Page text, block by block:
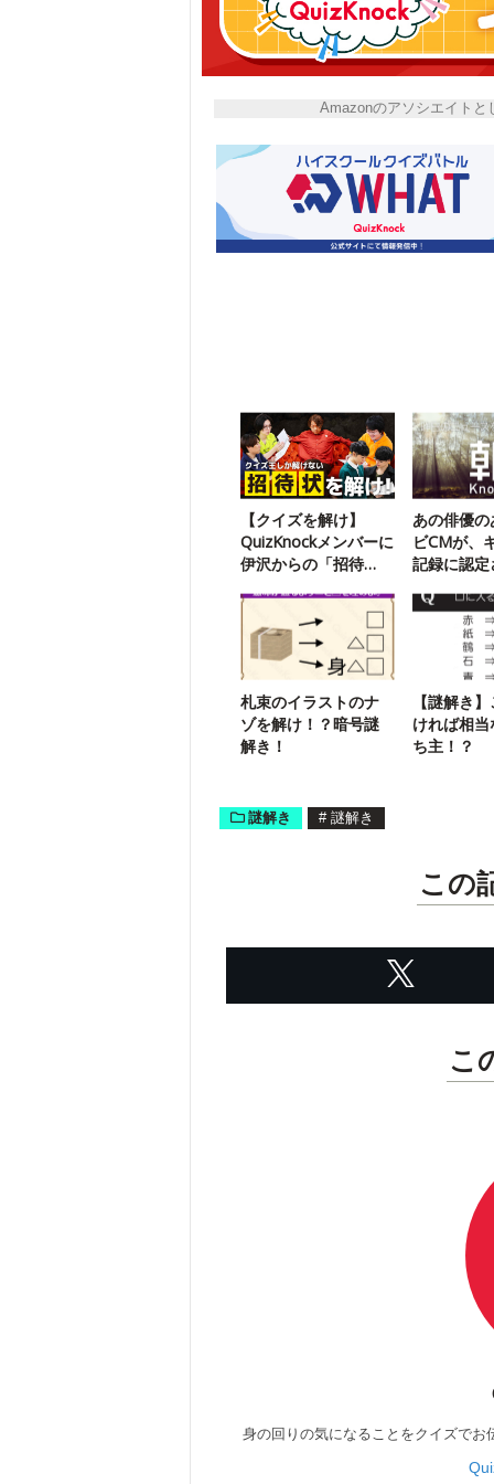
Amazonのアソシエイトと
【クイズを解け】
QuizKnockメンバーに
伊沢からの「招待
す
あの俳優
ビCMが、
記録に認
札束のイラストのナ
ゾを解け！？暗号謎
解き！
【謎解き
ければ相
ち主！？
謎解き # 謎解き
この
こ
身の回りの気になることをクイズでお